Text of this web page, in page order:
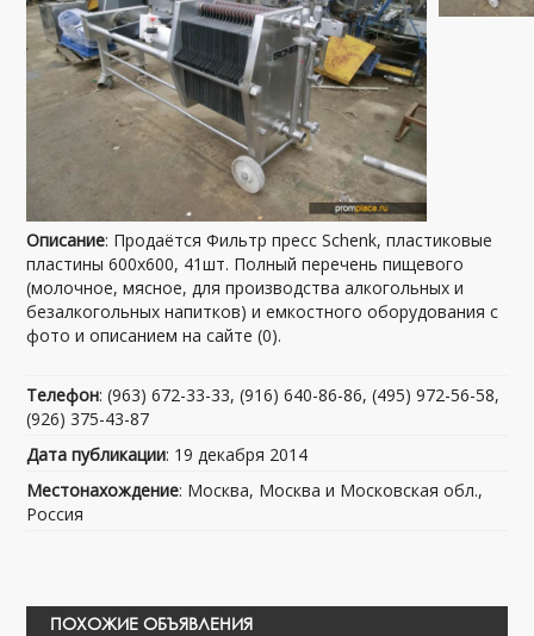
Описание: Продаётся Фильтр пресс Schenk, пластиковые
пластины 600х600, 41шт. Полный перечень пищевого
(молочное, мясное, для производства алкогольных и
безалкогольных напитков) и емкостного оборудования с
фото и описанием на сайте (0).
Телефон: (963) 672-33-33, (916) 640-86-86, (495) 972-56-58,
(926) 375-43-87
Дата публикации: 19 декабря 2014
Местонахождение: Москва, Москва и Московская обл.,
Россия
ПОХОЖИЕ ОБЪЯВЛЕНИЯ